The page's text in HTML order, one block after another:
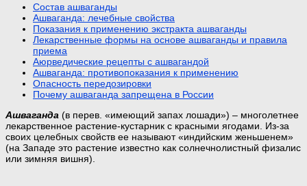
Состав ашваганды
Ашваганда: лечебные свойства
Показания к применению экстракта ашваганды
Лекарственные формы на основе ашваганды и правила
приема
Аюрведические рецепты с ашвагандой
Ашваганда: противопоказания к применению
Опасность передозировки
Почему ашваганда запрещена в России
Ашваганда (в перев. «имеющий запах лошади») – многолетнее
лекарственное растение-кустарник с красными ягодами. Из-за
своих целебных свойств ее называют «индийским женьшенем»
(на Западе это растение известно как солнечнолистный физалис
или зимняя вишня).